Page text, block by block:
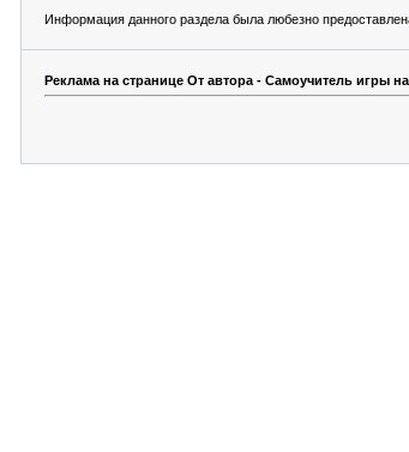
Информация данного раздела была любезно
Реклама на странице От автора - Самоучитель игры